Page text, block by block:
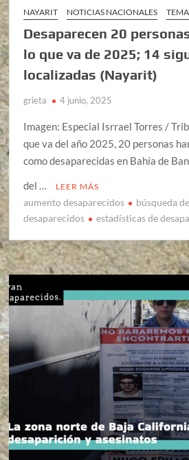
NAYARIT
NOTICIAS NACIONALES
Desaparecen 20
lo que va de 2025; 14
localizadas (Nayarit)
grieta 4 junio, 2025
Imagen: Especial Isrrael Torres /
que va del año 2025, 20 personas
como desaparecidas en Bahía de
del …
LEER MÁS
aumento desaparecidos
búsqueda
desaparecidos
estadísticas de